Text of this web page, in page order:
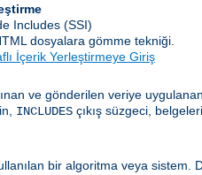
Includes (SSI)
dosyalara gömme tekniği.
İçerik Yerleştirmeye Giriş
ve gönderilen veriye
INCLUDES çıkış süzgeci, belgeleri
bir algoritma veya sistem.